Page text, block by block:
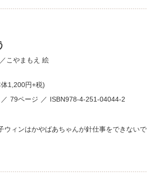
こやまもえ 絵
1,200円+税)
79ページ ISBN978-4-251-04044-2
ウィンはかやばあちゃんが針仕事をできない